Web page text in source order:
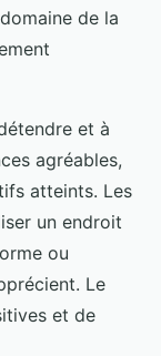
de la
et à
agréables,
atteints. Les
un endroit
ou
Le
et de